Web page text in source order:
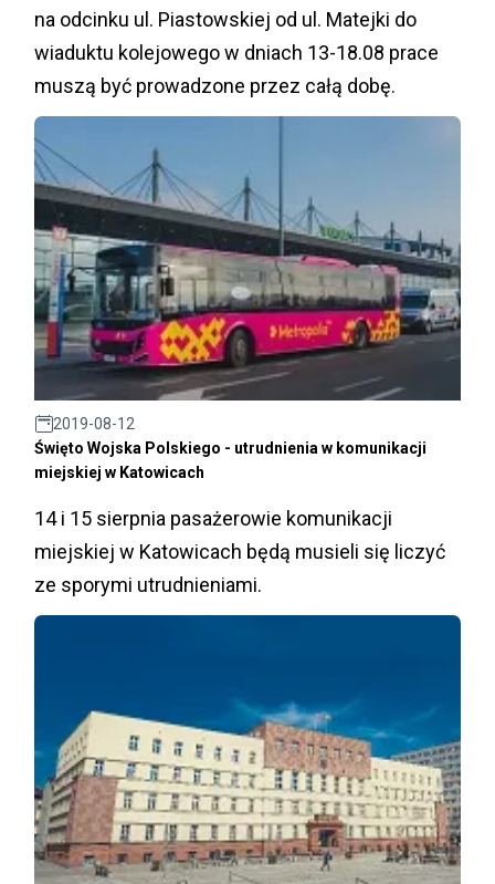
na odcinku ul. Piastowskiej od ul. Matejki do
wiaduktu kolejowego w dniach 13-18.08 prace
muszą być prowadzone przez całą dobę.
2019-08-12
Święto Wojska Polskiego - utrudnienia w komunikacji
miejskiej w Katowicach
14 i 15 sierpnia pasażerowie komunikacji
miejskiej w Katowicach będą musieli się liczyć
ze sporymi utrudnieniami.